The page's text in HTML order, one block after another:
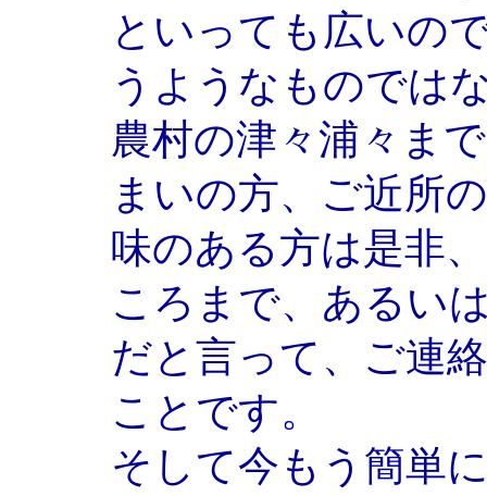
といっても広いの
うようなものでは
農村の津々浦々ま
まいの方、ご近所
味のある方は是非
ころまで、あるい
だと言って、ご連
ことです。
そして今もう簡単